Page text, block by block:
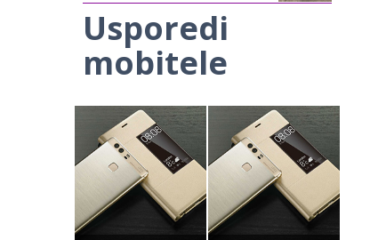
Usporedi
mobitele